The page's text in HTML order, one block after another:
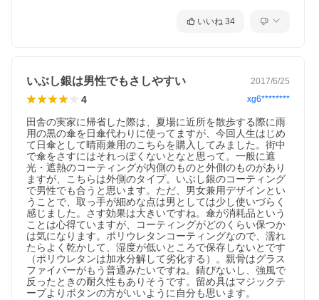
いいね 34
いぶし銀は男性でもさしやすい 2017/6/25
4 xg6********
田舎の実家に帰省した際は、夏場に近所を散歩する際に雨
用の黒の傘を日傘代わりに使ってますが、今回人生はじめ
て日傘として晴雨兼用のこちらを購入してみました。街中
で傘をさすにはそれっぽくないとなと思って。一般に遮
光・遮熱のコーティングが内側のものと外側のものがあり
ますが、こちらは外側のタイプ。いぶし銀のコーティング
で男性でも合うと思います。ただ、男女兼用デザインとい
うことで、取っ手が細めな点は男としては少し使いづらく
感じました。さす効果は大きいですね。傘が消耗品という
ことは心得ていますが、コーティングがどのくらい保つか
は気になります。ポリウレタンコーティングなので、濡れ
たらよく乾かして、湿度が低いところで保存しないとです
（ポリウレタンは加水分解して劣化する）。親骨はグラス
ファイバーがもう普通みたいですね。錆びないし、強風で
反ったときの耐久性もありそうです。留め具はマジックテ
ープよりボタンの方がいいように自分も思います。